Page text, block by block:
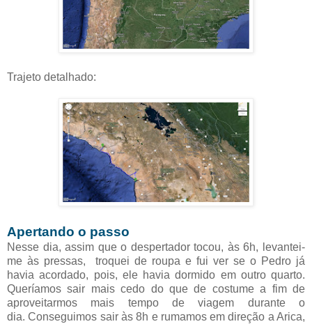
Trajeto detalhado:
Apertando o passo
Nesse dia, assim que o despertador tocou, às 6h, levantei-
me às pressas, troquei de roupa e fui ver se o Pedro já
havia acordado, pois, ele havia dormido em outro quarto.
Queríamos sair mais cedo do que de costume a fim de
aproveitarmos mais tempo de viagem durante o
dia.Conseguimos sair às 8h e rumamos em direção a Arica,